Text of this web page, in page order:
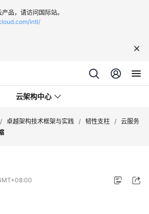
品，请访问国际站。
intl/
云架构中心
/ 卓越架构技术框架与实践 / 韧性支柱 / 云服务